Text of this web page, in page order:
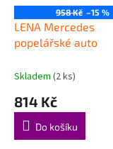
958 Kč –15 %
LENA Mercedes
popelářské auto
Skladem (2 ks)
814 Kč
Do košíku